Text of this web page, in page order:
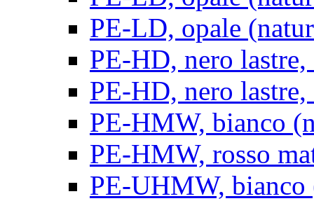
PE-LD, opale
PE-HD, nero lastre,
PE-HD, nero lastre,
PE-HMW, bianco
PE-HMW, rosso
PE-UHMW, bianco